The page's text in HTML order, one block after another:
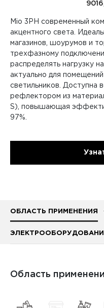
Mio 3PH современный
акцентного света.
магазинов, шоурумов и
трехфазному
распределять нагрузку
актуально для
светильников. Доступна
рефлектором из
S), повышающая
97%.
ОБЛАСТЬ ПРИМЕНЕНИЯ
Область